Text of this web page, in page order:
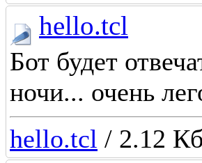
hello.tcl
Бот будет
ночи... очень
hello.tcl / 2.12